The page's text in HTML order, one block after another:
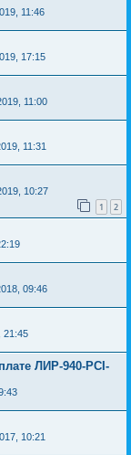
11:46
17:15
11:00
11:31
10:27
1 2
09:46
21:45
ЛИР-940-PCI-
10:21